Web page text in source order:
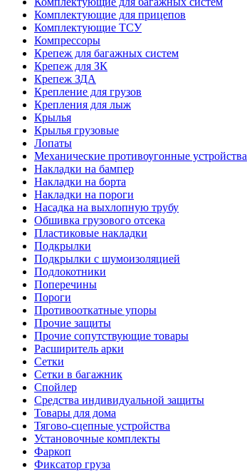
Комплектующие для прицепов
Комплектующие ТСУ
Компрессоры
Крепеж для багажных систем
Крепеж для ЗК
Крепеж ЗДА
Крепление для грузов
Крепления для лыж
Крылья
Крылья грузовые
Лопаты
Механические противоугонные устройства
Накладки на бампер
Накладки на борта
Накладки на пороги
Насадка на выхлопную трубу
Обшивка грузового отсека
Пластиковые накладки
Подкрылки
Подкрылки с шумоизоляцией
Подлокотники
Поперечины
Пороги
Противооткатные упоры
Прочие защиты
Прочие сопутствующие товары
Расширитель арки
Сетки
Сетки в багажник
Спойлер
Средства индивидуальной защиты
Товары для дома
Тягово-сцепные устройства
Установочные комплекты
Фаркоп
Фиксатор груза